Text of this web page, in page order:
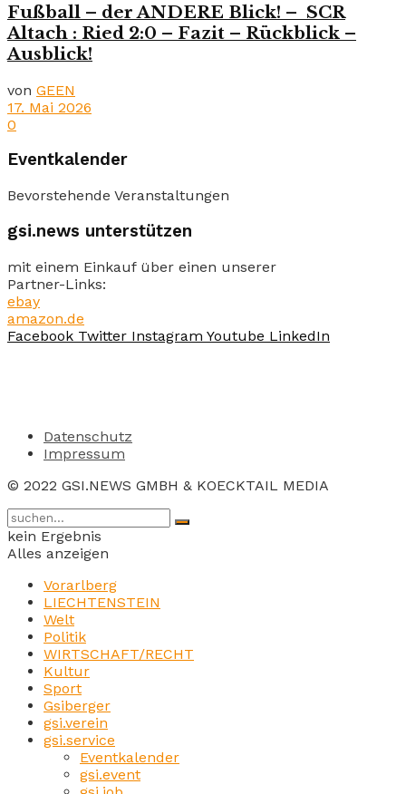
Fußball – der ANDERE Blick! – SCR
Altach : Ried 2:0 – Fazit – Rückblick –
Ausblick!
von GEEN
17. Mai 2026
0
Eventkalender
Bevorstehende Veranstaltungen
gsi.news unterstützen
mit einem Einkauf über einen unserer
Partner-Links:
ebay
amazon.de
Facebook Twitter Instagram Youtube LinkedIn
Datenschutz
Impressum
© 2022 GSI.NEWS GMBH & KOECKTAIL MEDIA
kein Ergebnis
Alles anzeigen
Vorarlberg
LIECHTENSTEIN
Welt
Politik
WIRTSCHAFT/RECHT
Kultur
Sport
Gsiberger
gsi.verein
gsi.service
Eventkalender
gsi.event